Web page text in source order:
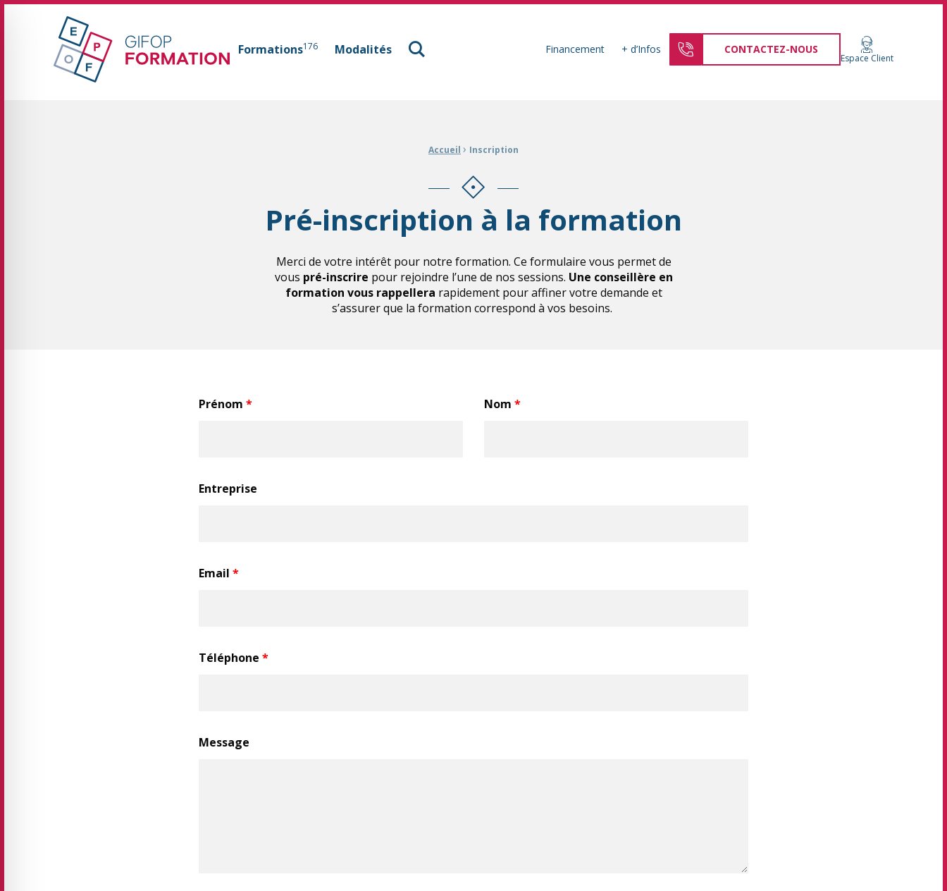
GIFOP Formation Centre de formation continue à Mulhouse
Formations176 Modalités Financement + d’Infos CONTACTEZ-NOUS
Espace Client
Accueil › Inscription
Pré-inscription à la formation
Merci de votre intérêt pour notre formation. Ce formulaire vous permet de
vous pré-inscrire pour rejoindre l’une de nos sessions. Une conseillère en
formation vous rappellera rapidement pour affiner votre demande et
s’assurer que la formation correspond à vos besoins.
Prénom * Nom *
Entreprise
Email *
Téléphone *
Message